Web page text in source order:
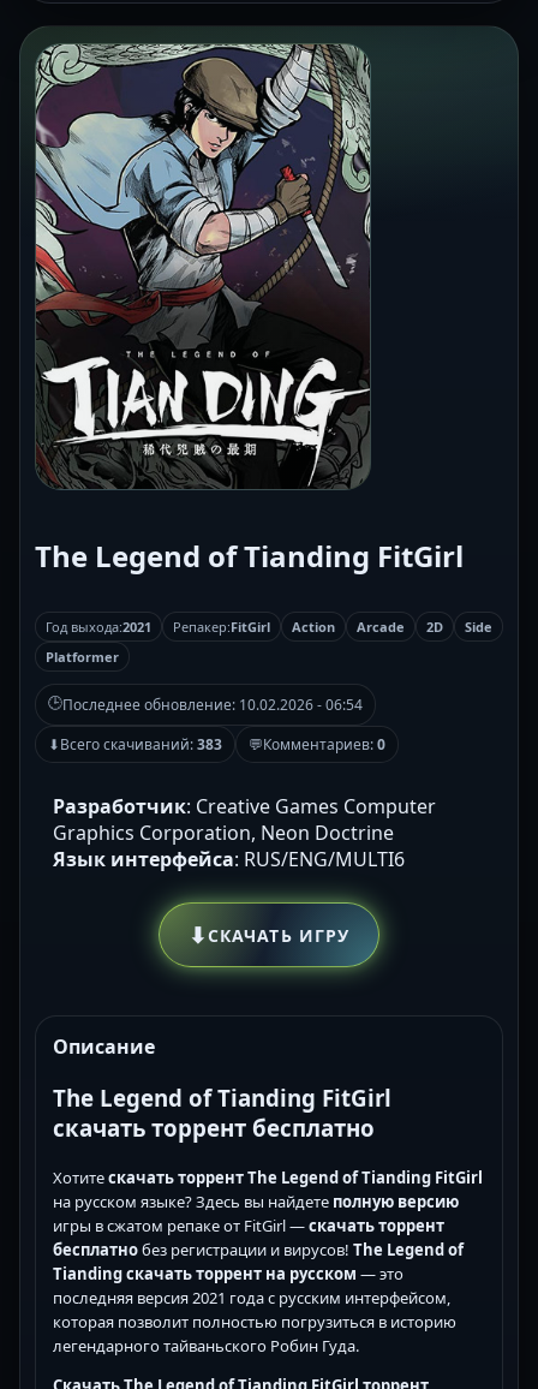
The Legend of Tianding FitGirl
Год выхода:2021 Репакер:FitGirl Action Arcade 2D
Side
Platformer
🕒Последнее обновление: 10.02.2026 - 06:54
⬇Всего скачиваний:383 💬Комментариев:0
Разработчик: Creative Games Computer
Graphics Corporation, Neon Doctrine
Язык интерфейса: RUS/ENG/MULTI6
⬇СКАЧАТЬ ИГРУ
Описание
The Legend of Tianding FitGirl
скачать торрент бесплатно
Хотитескачать торрент The Legend of Tianding FitGirl
на русском языке? Здесь вы найдете полную версию
игры в сжатом репаке от FitGirl —скачать торрент
бесплатнобез регистрации и вирусов! The Legend of
Tianding скачать торрент на русском — это
последняя версия 2021 года с русским интерфейсом,
которая позволит полностью погрузиться в историю
легендарного тайваньского Робин Гуда.